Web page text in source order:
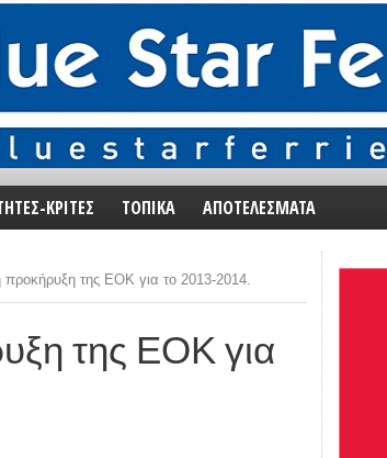
ΚΡΙΤΕΣ ΤΟΠΙΚΑ ΑΠΟΤΕΛΕΣΜΑΤΑ
της ΕΟΚ για το 2013-2014.
της ΕΟΚ για